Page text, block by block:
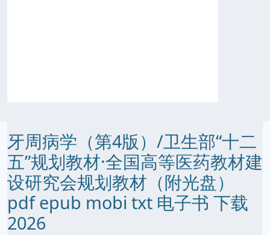
牙周病学（第4版）/卫生部“十二
五”规划教材·全国高等医药教材建
设研究会规划教材（附光盘）
pdf epub mobi txt 电子书 下载
2026